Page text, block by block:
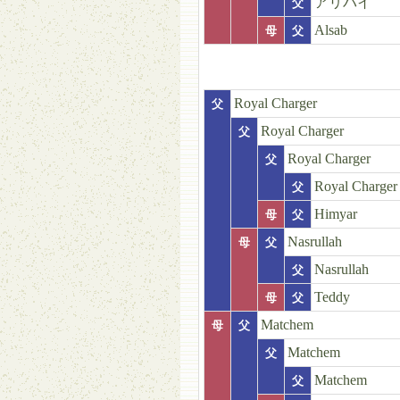
父
母 父 Alsab
父 Royal Charger
父 Royal Charger
父 Royal Charger
父 Royal Charger
母 父 Himyar
母 父 Nasrullah
父 Nasrullah
母 父 Teddy
母 父 Matchem
父 Matchem
父
Matchem